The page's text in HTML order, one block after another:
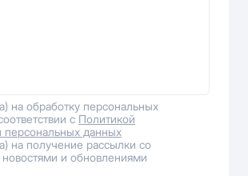
на обработку персональных
с Политикой
персональных данных
на получение рассылки со
и обновлениями